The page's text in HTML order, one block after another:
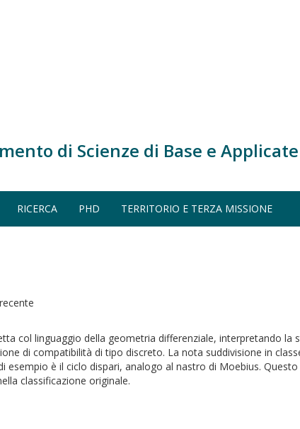
di Scienze di Base e
RICERCA PHD TERRITORIO E TERZA MISSIONE
col linguaggio della geometria differenziale, interpretando
di compatibilità di tipo discreto. La nota suddivisione in
è il ciclo dispari, analogo al nastro di Moebius.
classificazione originale.